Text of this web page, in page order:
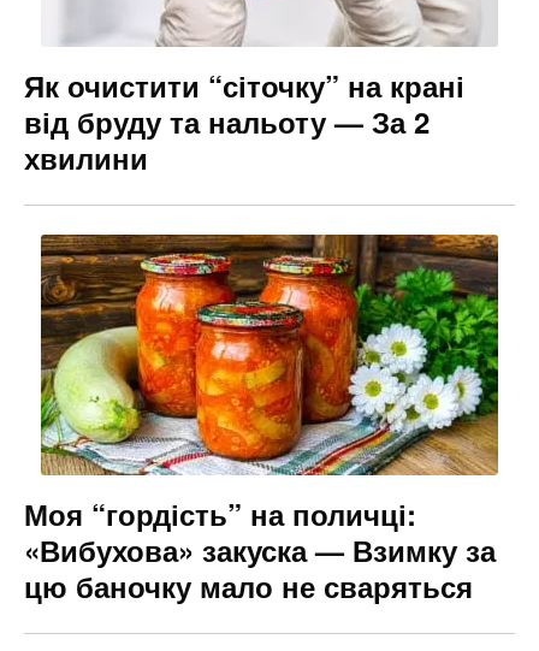
Як очистити “сіточку” на крані
від бруду та нальоту — За 2
хвилини
Моя “гордість” на поличці:
«Вибухова» закуска — Взимку за
цю баночку мало не сваряться